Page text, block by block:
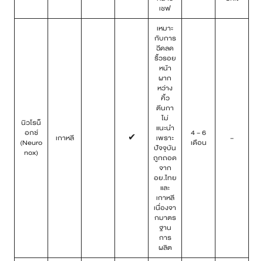
เชฟ
นิวโรน็
อกซ์
(Neuro
nox)
เกาหลี ✔
เหมาะ
กับการ
ฉีดลด
ริ้วรอย
หน้า
ผาก
หว่าง
คิ้ว
ตีนกา
ไม่
แนะนำ
เพราะ
ปัจจุบัน
ถูกถอด
จาก
อย.ไทย
และ
เกาหลี
เนื่องจา
กมาตร
ฐาน
การ
ผลิต
4 – 6
เดือน
–